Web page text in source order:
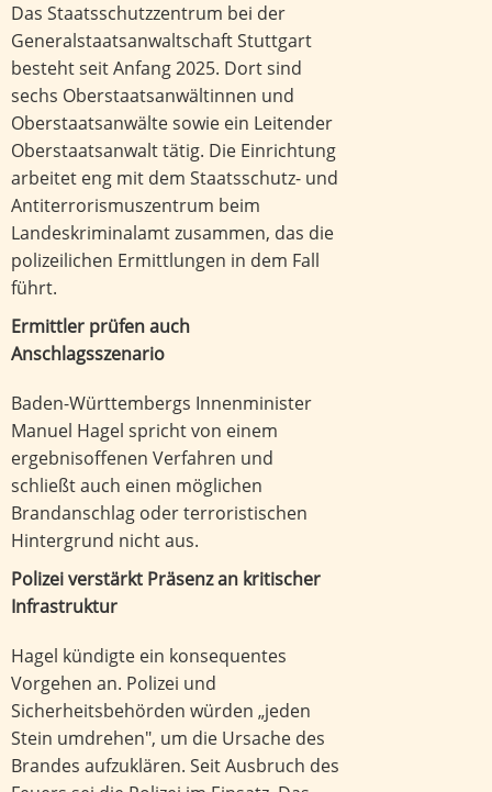
Das Staatsschutzzentrum bei der
Generalstaatsanwaltschaft Stuttgart
besteht seit Anfang 2025. Dort sind
sechs Oberstaatsanwältinnen und
Oberstaatsanwälte sowie ein Leitender
Oberstaatsanwalt tätig. Die Einrichtung
arbeitet eng mit dem Staatsschutz- und
Antiterrorismuszentrum beim
Landeskriminalamt zusammen, das die
polizeilichen Ermittlungen in dem Fall
führt.
Ermittler prüfen auch
Anschlagsszenario
Baden-Württembergs Innenminister
Manuel Hagel spricht von einem
ergebnisoffenen Verfahren und
schließt auch einen möglichen
Brandanschlag oder terroristischen
Hintergrund nicht aus.
Polizei verstärkt Präsenz an kritischer
Infrastruktur
Hagel kündigte ein konsequentes
Vorgehen an. Polizei und
Sicherheitsbehörden würden „jeden
Stein umdrehen", um die Ursache des
Brandes aufzuklären. Seit Ausbruch des